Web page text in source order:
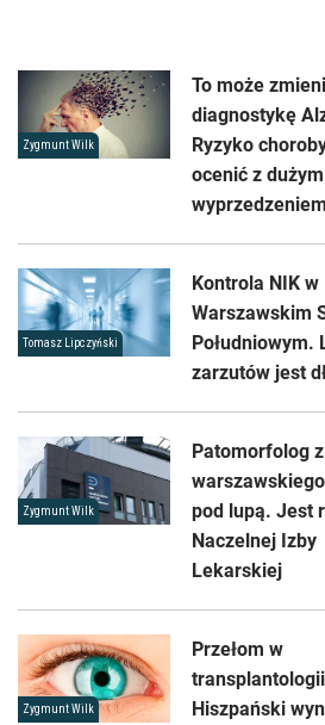
Zygmunt Wilk
To może
diagnostykę
Ryzyko
ocenić z dużym
wyprzedzeniem
Tomasz Lipczyński
Kontrola NIK w
Warszawskim
Południowym.
zarzutów jest
Zygmunt Wilk
Patomorfolog z
pod lupą. Jest
Naczelnej Izby
Lekarskiej
Zygmunt Wilk
Przełom w
Hiszpański